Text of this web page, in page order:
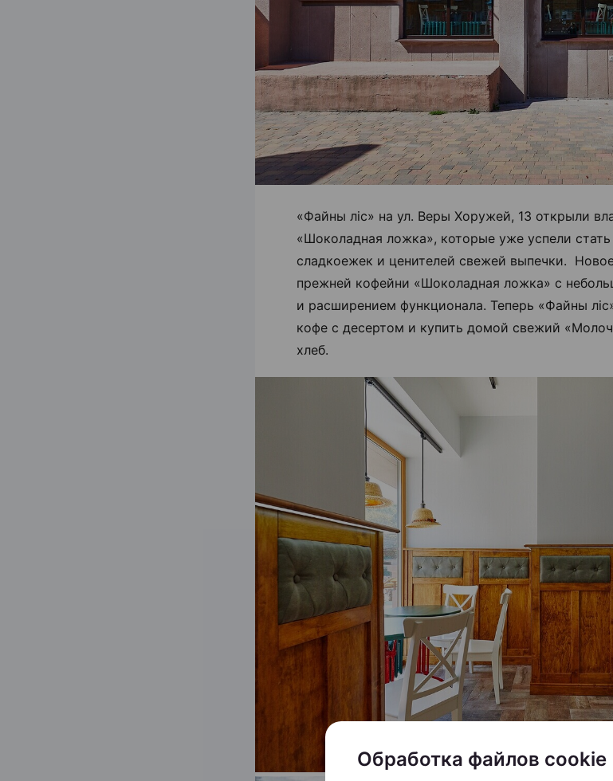
«Файны ліс» на ул. Веры Хоружей, 13 открыли
«Шоколадная ложка», которые уже успели
сладкоежек и ценителей свежей выпечки.
прежней кофейни «Шоколадная ложка» с
и расширением функционала. Теперь «Файны
кофе с десертом и купить домой свежий
хлеб.
Обработка файлов cookie